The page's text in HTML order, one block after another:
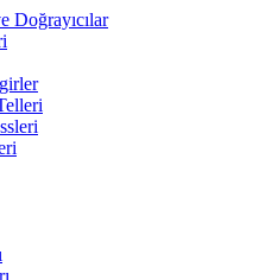
Doğrayıcılar